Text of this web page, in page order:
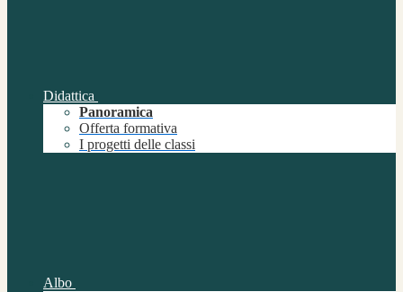
Didattica
Panoramica
Offerta formativa
I progetti delle classi
Albo